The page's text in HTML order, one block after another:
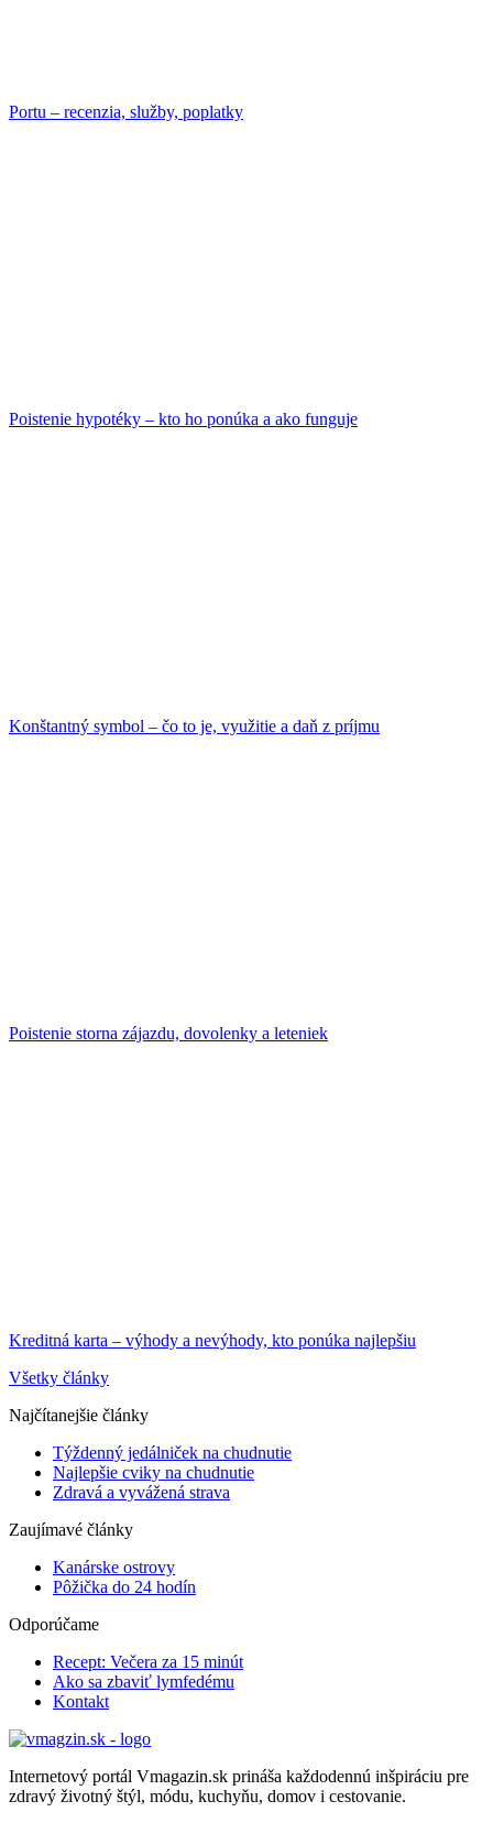
Portu – recenzia, služby, poplatky
Poistenie hypotéky – kto ho ponúka a ako funguje
Konštantný symbol – čo to je, využitie a daň z príjmu
Poistenie storna zájazdu, dovolenky a leteniek
Kreditná karta – výhody a nevýhody, kto ponúka najlepšiu
Všetky články
Najčítanejšie články
Týždenný jedálniček na chudnutie
Najlepšie cviky na chudnutie
Zdravá a vyvážená strava
Zaujímavé články
Kanárske ostrovy
Pôžička do 24 hodín
Odporúčame
Recept: Večera za 15 minút
Ako sa zbaviť lymfedému
Kontakt
Internetový portál Vmagazin.sk prináša každodennú inšpiráciu pre
zdravý životný štýl, módu, kuchyňu, domov i cestovanie.